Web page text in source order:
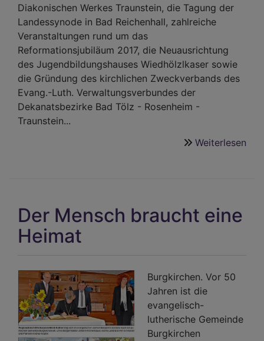
Diakonischen Werkes Traunstein, die Tagung der
Landessynode in Bad Reichenhall, zahlreiche
Veranstaltungen rund um das
Reformationsjubiläum 2017, die Neuausrichtung
des Jugendbildungshauses Wiedhölzlkaser sowie
die Gründung des kirchlichen Zweckverbands des
Evang.-Luth. Verwaltungsverbundes der
Dekanatsbezirke Bad Tölz - Rosenheim -
Traunstein...
Weiterlesen
Der Mensch braucht eine
Heimat
Burgkirchen. Vor 50
Jahren ist die
evangelisch-
lutherische Gemeinde
Burgkirchen